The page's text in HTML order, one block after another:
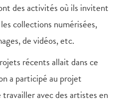
des activités où ils invitent
collections numérisées,
de vidéos, etc.
récents allait dans ce
a participé au projet
travailler avec des artistes en